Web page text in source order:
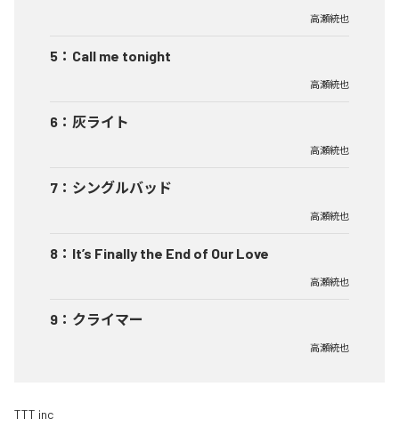
高瀬統也
5 ： Call me tonight
高瀬統也
6 ： 灰ライト
高瀬統也
7 ： シングルバッド
高瀬統也
8 ： It’s Finally the End of Our Love
高瀬統也
9 ： クライマー
高瀬統也
TTT inc